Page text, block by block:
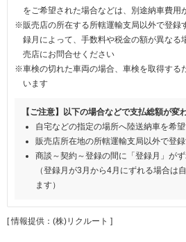
をご希望された場合などは、別途納車費用
※販売店の所在する所轄運輸支局以外で登録
録月によって、手数料や税金の額が異なる
売店にお問合せください
※車検の切れた車両の場合、車検を取得する
います
【ご注意】以下の場合などで支払総額が変
自宅などの指定の場所へ陸送納車を希
販売店所在地の所轄運輸支局以外で登
商談～契約～登録の間に「登録月」が
（登録月が3月から4月にずれる場合は
ます）
[ 情報提供：(株)リクルート ]